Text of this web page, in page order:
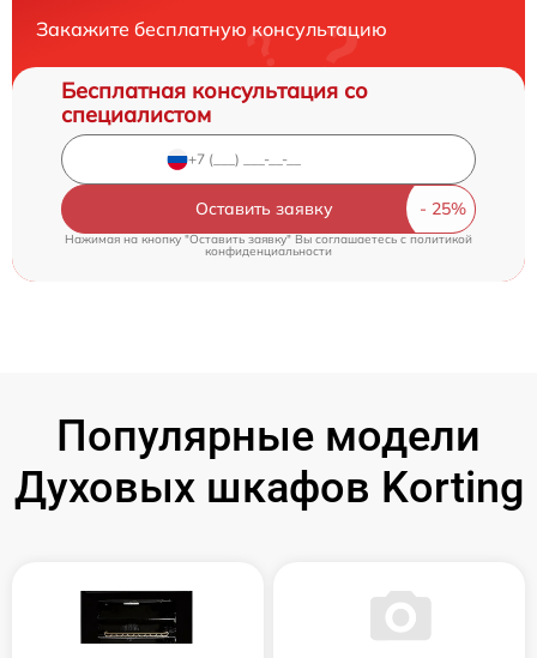
Закажите бесплатную консультацию
Бесплатная консультация со
специалистом
Оставить заявку
Нажимая на кнопку "Оставить заявку" Вы соглашаетесь cполитикой
конфиденциальности
Популярные модели
Духовых шкафов Korting